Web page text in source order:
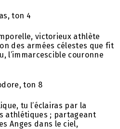
ton 4
victorieux athlète
des armées célestes que fit
l’immarcescible couronne
ton 8
tu l’éclairas par la
athlétiques ; partageant
Anges dans le ciel,